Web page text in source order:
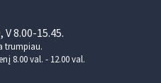
8.00-15.45.
trumpiau.
8.00 val. - 12.00 val.